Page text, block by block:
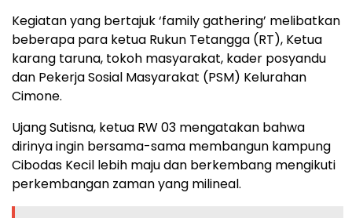
Kegiatan yang bertajuk ‘family gathering’ melibatkan
beberapa para ketua Rukun Tetangga (RT), Ketua
karang taruna, tokoh masyarakat, kader posyandu
dan Pekerja Sosial Masyarakat (PSM) Kelurahan
Cimone.
Ujang Sutisna, ketua RW 03 mengatakan bahwa
dirinya ingin bersama-sama membangun kampung
Cibodas Kecil lebih maju dan berkembang mengikuti
perkembangan zaman yang milineal.